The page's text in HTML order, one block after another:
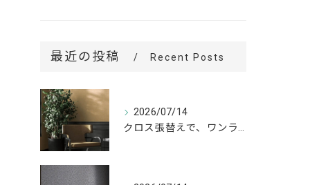
最近の投稿 Recent Posts
2026/07/14
クロス張替えで、ワンランク上の空間へ。